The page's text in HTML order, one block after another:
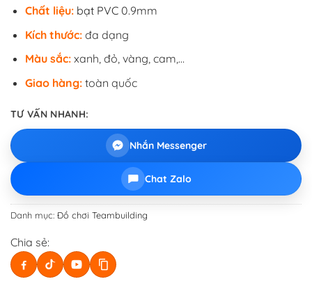
Chất liệu: bạt PVC0.9mm
Kích thước:đa dạng
Màu sắc:xanh, đỏ, vàng, cam,…
Giao hàng:toàn quốc
TƯ VẤN NHANH:
Nhắn Messenger
Chat Zalo
Danh mục: Đồ chơi Teambuilding
Chia sẻ: